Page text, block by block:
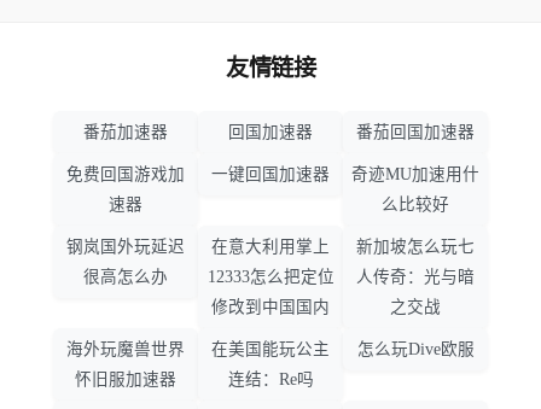
友情链接
番茄加速器 回国加速器 番茄回国加速器
免费回国游戏加
速器
一键回国加速器
奇迹MU加速用什
么比较好
钢岚国外玩延迟
很高怎么办
在意大利用掌上
12333怎么把定位
修改到中国国内
新加坡怎么玩七
人传奇：光与暗
之交战
海外玩魔兽世界
怀旧服加速器
在美国能玩公主
连结：Re吗
怎么玩Dive欧服